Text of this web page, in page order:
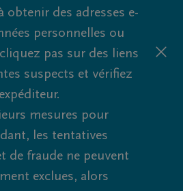
obtenir des adresses e-
personnelles ou
pas sur des liens
suspects et vérifiez
mesures pour
les tentatives
de fraude ne peuvent
exclues, alors